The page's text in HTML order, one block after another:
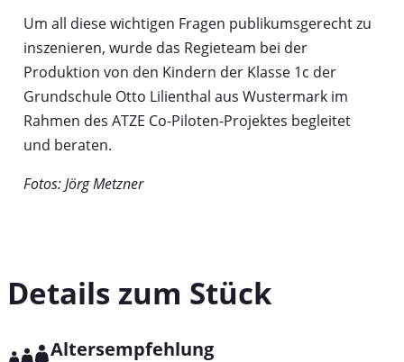
Um all diese wichtigen Fragen publikumsgerecht zu
inszenieren, wurde das Regieteam bei der
Produktion von den Kindern der Klasse 1c der
Grundschule Otto Lilienthal aus Wustermark im
Rahmen des ATZE Co-Piloten-Projektes begleitet
und beraten.
Fotos: Jörg Metzner
Details zum Stück
Altersempfehlung